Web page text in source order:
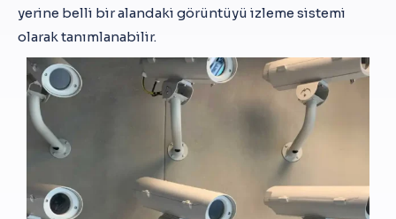
yerine belli bir alandaki görüntüyü izleme sistemi
olarak tanımlanabilir.